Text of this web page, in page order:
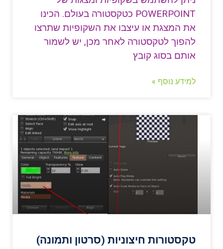
POWERPOINT כטקסטורה בעולם. הכינו
את המצגת או עיצבו את השקופיות שתרצו
להפוך לטקסטורה לאחר מכן, יש לשמור
אותם בסוג קובץ
למידע נוסף »
טקסטורות חיצוניות (סרטון ותמונה)